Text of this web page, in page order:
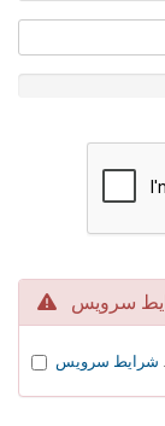
سرویس
شرایط سرویس